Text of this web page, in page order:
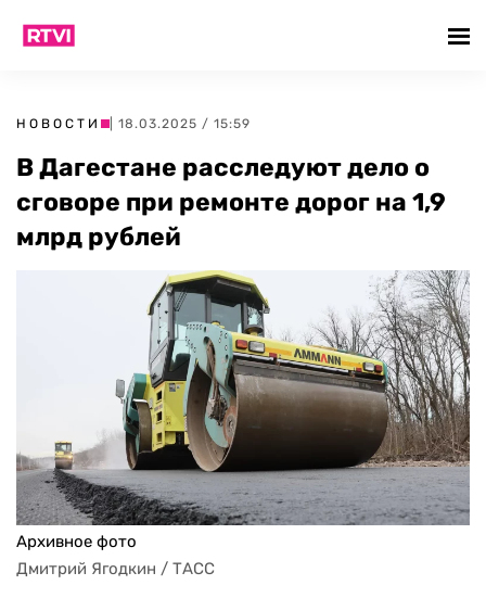
НОВОСТИ | 18.03.2025 / 15:59
В Дагестане расследуют дело о
сговоре при ремонте дорог на 1,9
млрд рублей
Архивное фото
Дмитрий Ягодкин / ТАСС